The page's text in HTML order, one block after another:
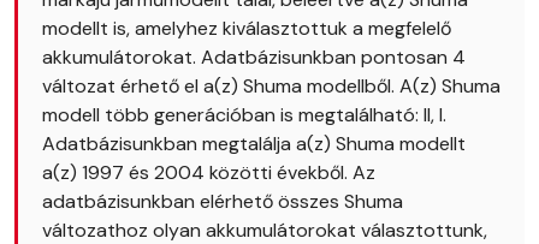
modellt is, amelyhez kiválasztottuk a megfelelő
akkumulátorokat. Adatbázisunkban pontosan 4
változat érhető el a(z) Shuma modellből. A(z) Shuma
modell több generációban is megtalálható: II, I.
Adatbázisunkban megtalálja a(z) Shuma modellt
a(z) 1997 és 2004 közötti évekből. Az
adatbázisunkban elérhető összes Shuma
változathoz olyan akkumulátorokat választottunk,